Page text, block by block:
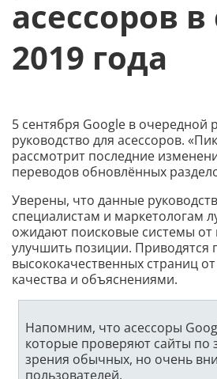
асессоров
2019 года
5 сентября Google в очередной
руководство для асессоров.
рассмотрит последние
переводов обновлённых
Уверены, что данные
специалистам и маркетологам
ожидают поисковые системы от
улучшить позиции. Приводятся
высококачественных страниц
качества и объяснениями.
Напомним, что асессоры
которые проверяют сайты по
зрения обычных, но очень
пользователей.